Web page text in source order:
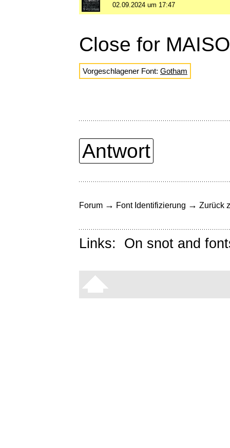
02.09.2024 um 17:47
Close for
Vorgeschlagener Font: Gotham
Antwort
Forum → Font Identifizierung → Zurück
Links: On snot and